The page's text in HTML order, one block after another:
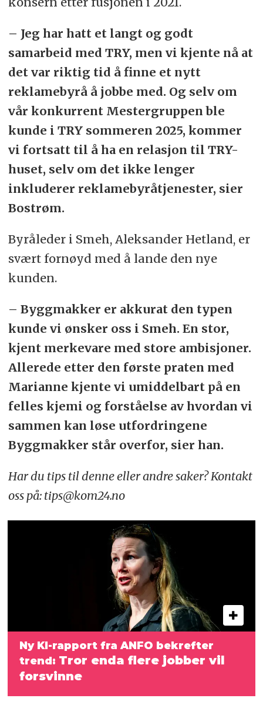
– Jeg har hatt et langt og godt
samarbeid med TRY, men vi kjente nå at
det var riktig tid å finne et nytt
reklamebyrå å jobbe med. Og selv om
vår konkurrent Mestergruppen ble
kunde i TRY sommeren 2025, kommer
vi fortsatt til å ha en relasjon til TRY-
huset, selv om det ikke lenger
inkluderer reklamebyråtjenester, sier
Bostrøm.
Byråleder i Smeh, Aleksander Hetland, er
svært fornøyd med å lande den nye
kunden.
– Byggmakker er akkurat den typen
kunde vi ønsker oss i Smeh. En stor,
kjent merkevare med store ambisjoner.
Allerede etter den første praten med
Marianne kjente vi umiddelbart på en
felles kjemi og forståelse av hvordan vi
sammen kan løse utfordringene
Byggmakker står overfor, sier han.
Har du tips til denne eller andre saker? Kontakt
oss på: tips@kom24.no
Ny KI-rapport fra ANFO bekrefter
trend: Tror enda flere jobber vil
forsvinne